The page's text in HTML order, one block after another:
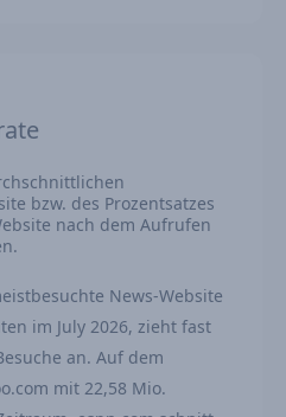
bzw. des Prozentsatzes
nach dem Aufrufen
News-Website
im July 2026, zieht fast
an. Auf dem
mit 22,58 Mio.